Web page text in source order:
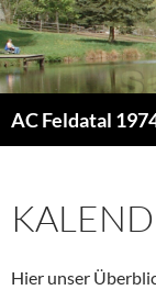
AC Feldatal
Hier unser